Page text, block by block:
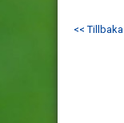
<< Tillbaka